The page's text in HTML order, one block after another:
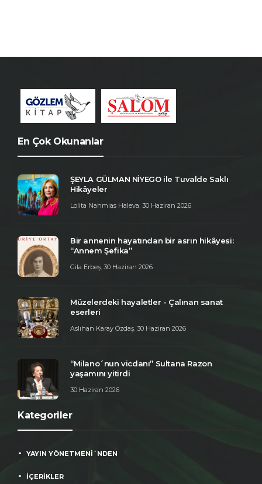
En Çok Okunanlar
ŞEYLA GÜLMAN NİYEGO ile Tuvalde Saklı
Hikâyeler
Lolita Nahmias Haleva, 30 Haziran 2026
Bir annenin hayatından bir asrın hikâyesi:
“Annem Şefika”
Gila Erbeş, 30 Haziran 2026
Müzelerdeki hayaletler - Çalınan sanat
eserleri
Aslıhan Karay Özdaş, 30 Haziran 2026
“Milano´nun vicdanı” Sultana Razon
yaşamını yitirdi
30 Haziran 2026
Kategoriler
YAYIN YÖNETMENİ´NDEN
İÇERİKLER